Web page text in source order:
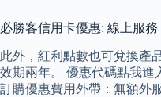
必勝客信用卡優惠: 線上服務
此外，紅利點數也可兌換產
效期兩年。 優惠代碼點我進
訂購優惠費用外帶：無額外